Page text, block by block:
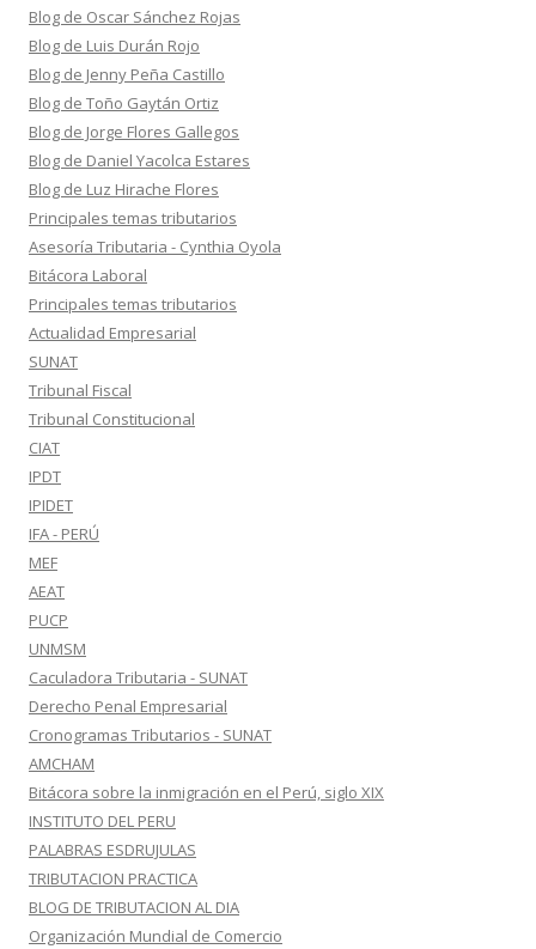
Blog de Oscar Sánchez Rojas
Blog de Luis Durán Rojo
Blog de Jenny Peña Castillo
Blog de Toño Gaytán Ortiz
Blog de Jorge Flores Gallegos
Blog de Daniel Yacolca Estares
Blog de Luz Hirache Flores
Principales temas tributarios
Asesoría Tributaria - Cynthia Oyola
Bitácora Laboral
Principales temas tributarios
Actualidad Empresarial
SUNAT
Tribunal Fiscal
Tribunal Constitucional
CIAT
IPDT
IPIDET
IFA - PERÚ
MEF
AEAT
PUCP
UNMSM
Caculadora Tributaria - SUNAT
Derecho Penal Empresarial
Cronogramas Tributarios - SUNAT
AMCHAM
Bitácora sobre la inmigración en el Perú, siglo XIX
INSTITUTO DEL PERU
PALABRAS ESDRUJULAS
TRIBUTACION PRACTICA
BLOG DE TRIBUTACION AL DIA
Organización Mundial de Comercio